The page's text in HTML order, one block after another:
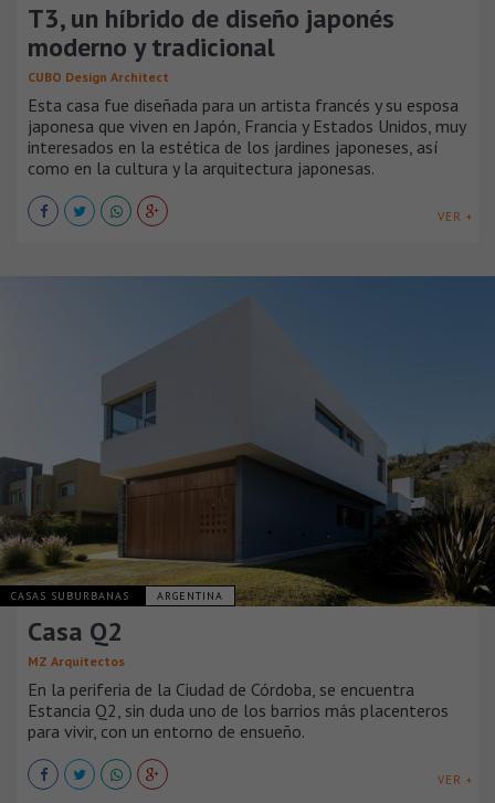
T3, un híbrido de diseño japonés
moderno y tradicional
CUBO Design Architect
Esta casa fue diseñada para un artista francés y su esposa
japonesa que viven en Japón, Francia y Estados Unidos, muy
interesados en la estética de los jardines japoneses, así
como en la cultura y la arquitectura japonesas.
VER +
CASAS SUBURBANAS ARGENTINA
Casa Q2
MZ Arquitectos
En la periferia de la Ciudad de Córdoba, se encuentra
Estancia Q2, sin duda uno de los barrios más placenteros
para vivir, con un entorno de ensueño.
VER +